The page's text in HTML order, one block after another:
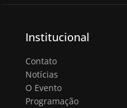
Institucional
Contato
Notícias
O Evento
Programação